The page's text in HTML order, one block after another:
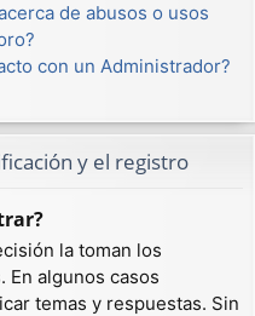
de abusos o usos
con un Administrador?
y el registro
la toman los
En algunos casos
temas y respuestas. Sin